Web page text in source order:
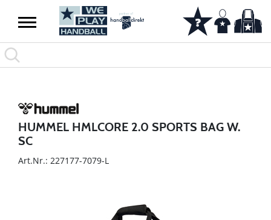
HUMMEL HMLCORE 2.0 SPORTS BAG W.
SC
Art.Nr.: 227177-7079-L